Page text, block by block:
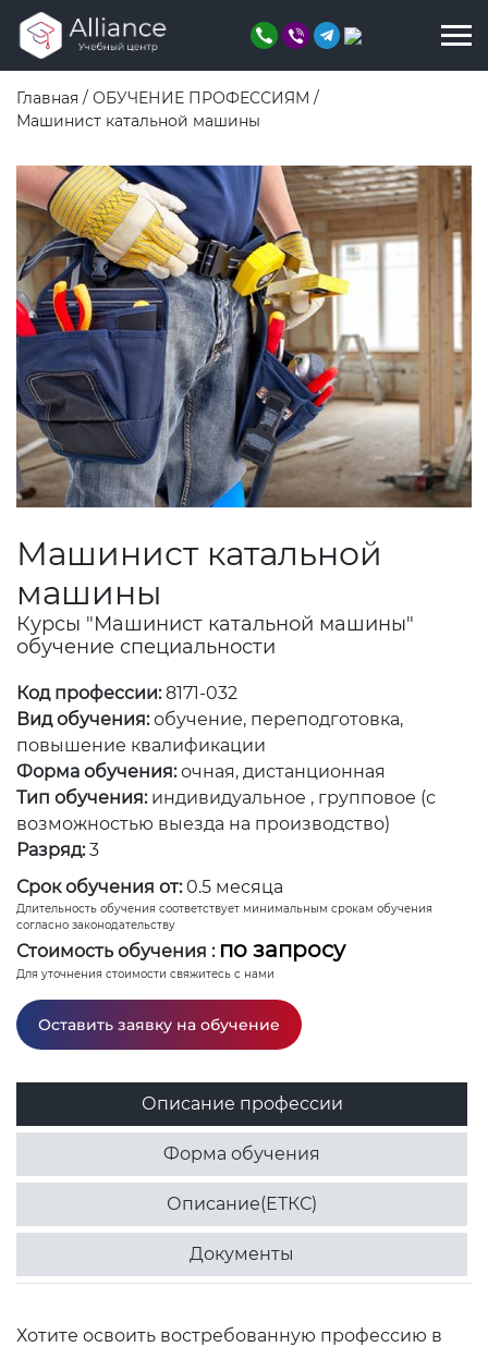
Главная / ОБУЧЕНИЕ ПРОФЕССИЯМ /
Машинист катальной машины
Машинист катальной
машины
Курсы "Машинист катальной машины"
обучение специальности
Код профессии:8171-032
Вид обучения: обучение, переподготовка,
повышение квалификации
Форма обучения: очная, дистанционная
Тип обучения: индивидуальное , групповое (с
возможностью выезда на производство)
Разряд: 3
Срок обучения от: 0.5 месяца
Длительность обучения соответствует минимальным срокам обучения
согласно законодательству
Стоимость обучения : по запросу
Для уточнения стоимости свяжитесь с нами
Оставить заявку на обучение
Описание профессии
Форма обучения
Описание(ЕТКС)
Документы
Хотите освоить востребованную профессию в